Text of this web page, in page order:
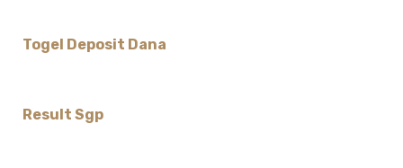
Togel Deposit Dana
Result Sgp